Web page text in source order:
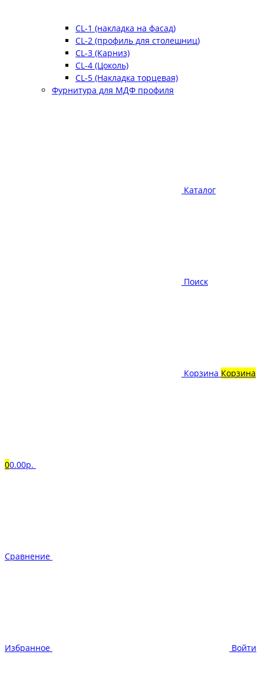
CL-1 (накладка на фасад)
CL-2 (профиль для столешниц)
CL-3 (Карниз)
CL-4 (Цоколь)
CL-5 (Накладка торцевая)
Фурнитура для МДФ профиля
Каталог
Поиск
Корзина Корзина
00.00р.
Сравнение
Избранное Войти